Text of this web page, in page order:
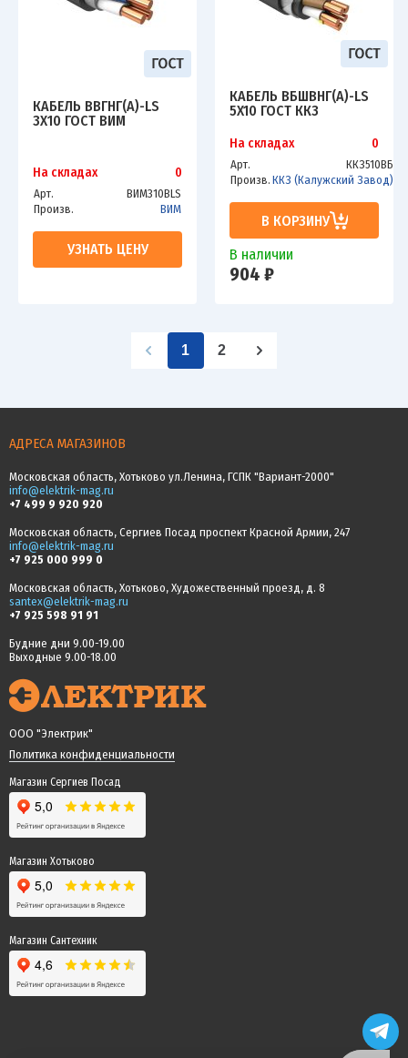
КАБЕЛЬ ВВГНГ(А)-LS
3Х10 ГОСТ ВИМ
На складах 0
Арт.
ВИМ310ВLS
Произв.
ВИМ
УЗНАТЬ ЦЕНУ
КАБЕЛЬ ВБШВНГ(А)-LS
5X10 ГОСТ ККЗ
На складах 0
Арт.
ККЗ510ВБ
Произв. ККЗ (Калужский Завод)
В КОРЗИНУ
В наличии
904 ₽
1 2
АДРЕСА МАГАЗИНОВ
Московская область, Хотьково ул.Ленина, ГСПК "Вариант-2000"
info@elektrik-mag.ru
+7 499 9 920 920
Московская область, Сергиев Посад проспект Красной Армии, 247
info@elektrik-mag.ru
+7 925 000 999 0
Московская область, Хотьково, Художественный проезд, д. 8
santex@elektrik-mag.ru
+7 925 598 91 91
Будние дни 9.00-19.00
Выходные 9.00-18.00
ООО "Электрик"
Политика конфиденциальности
Магазин Сергиев Посад
Магазин Хотьково
Магазин Сантехник